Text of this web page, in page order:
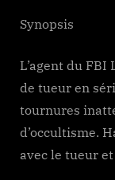
Synopsis
L’agent du FBI
de tueur en
tournures
d’occultisme.
avec le tueur